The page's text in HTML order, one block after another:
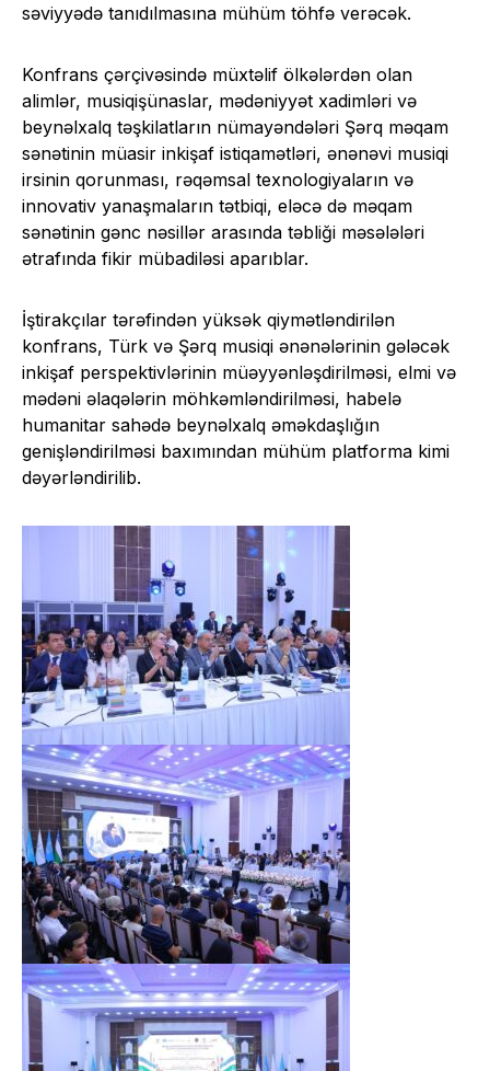
səviyyədə tanıdılmasına mühüm töhfə verəcək.
Konfrans çərçivəsində müxtəlif ölkələrdən olan
alimlər, musiqişünaslar, mədəniyyət xadimləri və
beynəlxalq təşkilatların nümayəndələri Şərq məqam
sənətinin müasir inkişaf istiqamətləri, ənənəvi musiqi
irsinin qorunması, rəqəmsal texnologiyaların və
innovativ yanaşmaların tətbiqi, eləcə də məqam
sənətinin gənc nəsillər arasında təbliği məsələləri
ətrafında fikir mübadiləsi aparıblar.
İştirakçılar tərəfindən yüksək qiymətləndirilən
konfrans, Türk və Şərq musiqi ənənələrinin gələcək
inkişaf perspektivlərinin müəyyənləşdirilməsi, elmi və
mədəni əlaqələrin möhkəmləndirilməsi, habelə
humanitar sahədə beynəlxalq əməkdaşlığın
genişləndirilməsi baxımından mühüm platforma kimi
dəyərləndirilib.